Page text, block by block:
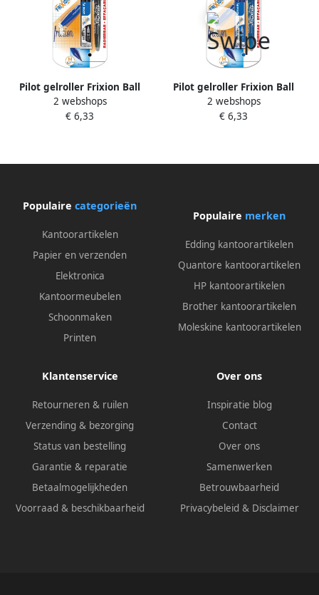
Pilot gelroller Frixion Ball
blister van 4 stuks (1
gelroller + 3 vullingen) zwart
2 webshops
€ 6,33
Pilot gelroller Frixion Ball
blister van 4 stuks (1
gelroller + 3 vullingen) blauw
2 webshops
€ 6,33
Populaire categorieën
Kantoorartikelen
Papier en verzenden
Elektronica
Kantoormeubelen
Schoonmaken
Printen
Populaire merken
Edding kantoorartikelen
Quantore kantoorartikelen
HP kantoorartikelen
Brother kantoorartikelen
Moleskine kantoorartikelen
Klantenservice
Retourneren & ruilen
Verzending & bezorging
Status van bestelling
Garantie & reparatie
Betaalmogelijkheden
Voorraad & beschikbaarheid
Over ons
Inspiratie blog
Contact
Over ons
Samenwerken
Betrouwbaarheid
Privacybeleid & Disclaimer